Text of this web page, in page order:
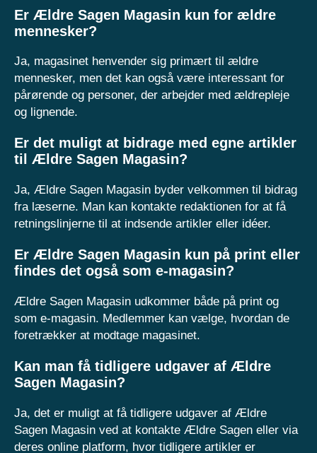
Er Ældre Sagen Magasin kun for ældre
mennesker?
Ja, magasinet henvender sig primært til ældre
mennesker, men det kan også være interessant for
pårørende og personer, der arbejder med ældrepleje
og lignende.
Er det muligt at bidrage med egne artikler
til Ældre Sagen Magasin?
Ja, Ældre Sagen Magasin byder velkommen til bidrag
fra læserne. Man kan kontakte redaktionen for at få
retningslinjerne til at indsende artikler eller idéer.
Er Ældre Sagen Magasin kun på print eller
findes det også som e-magasin?
Ældre Sagen Magasin udkommer både på print og
som e-magasin. Medlemmer kan vælge, hvordan de
foretrækker at modtage magasinet.
Kan man få tidligere udgaver af Ældre
Sagen Magasin?
Ja, det er muligt at få tidligere udgaver af Ældre
Sagen Magasin ved at kontakte Ældre Sagen eller via
deres online platform, hvor tidligere artikler er